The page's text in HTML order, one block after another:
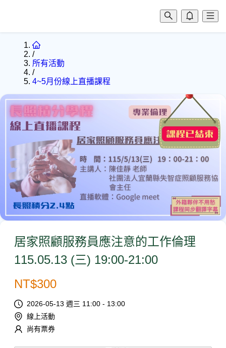
/
所有活動
/
4~5月份線上直播課程
居家照顧服務員應注意的工作倫理
115.05.13 (三) 19:00-21:00
NT$300
2026-05-13 週三 11:00 - 13:00
線上活動
尚有票券